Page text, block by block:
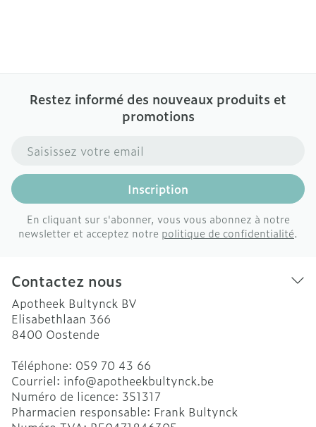
Restez informé des nouveaux produits et
promotions
Adresse mail
Inscription
En cliquant sur s'abonner, vous vous abonnez à notre
newsletter et acceptez notre politique de confidentialité.
Contactez nous
Apotheek Bultynck BV
Elisabethlaan 366
8400 Oostende
Téléphone: 059 70 43 66
Courriel: info@apotheekbultynck.be
Numéro de licence: 351317
Pharmacien responsable: Frank Bultynck